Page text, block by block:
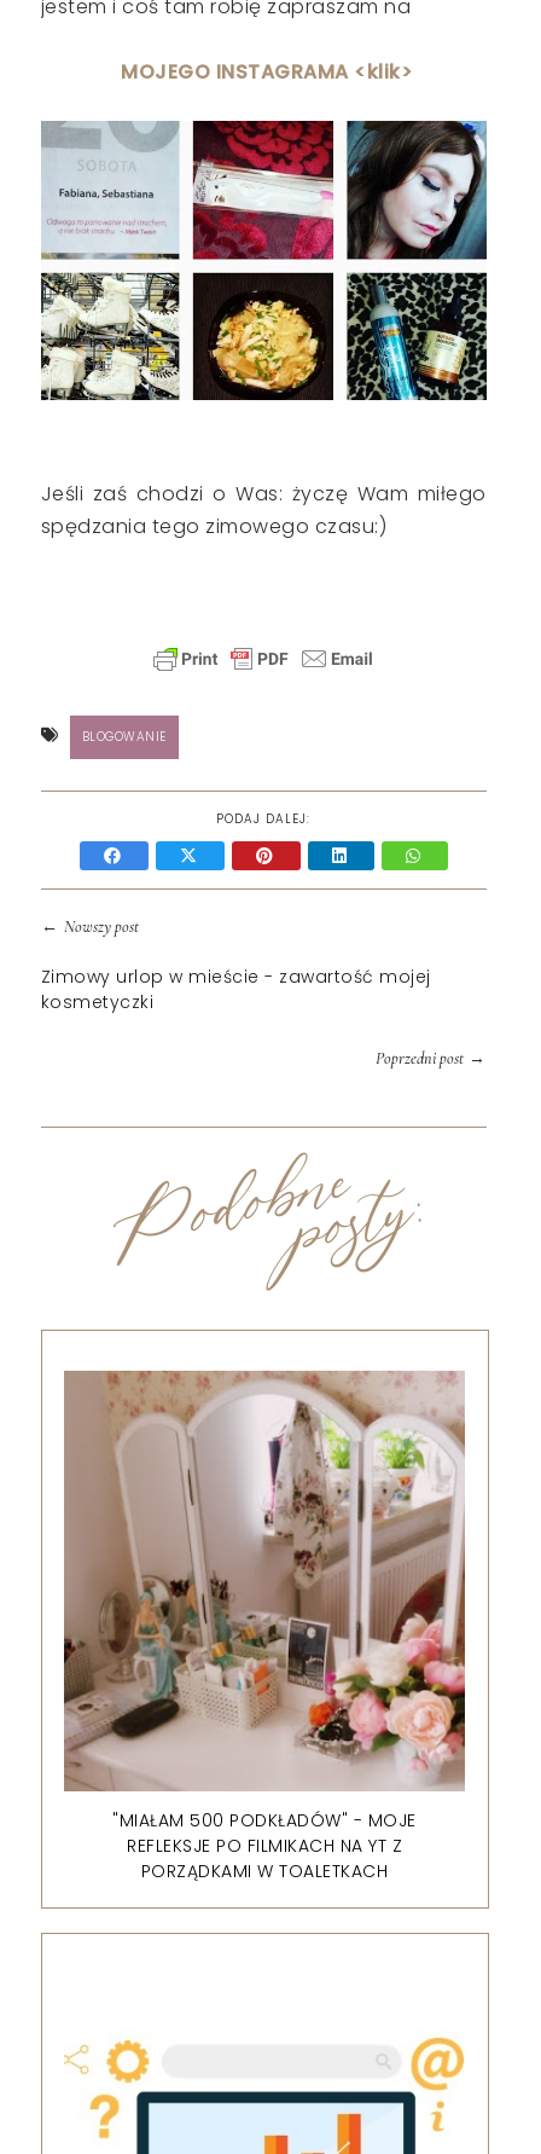
jestem i coś tam robię zapraszam na
MOJEGO INSTAGRAMA <klik>
Jeśli zaś chodzi o Was: życzę Wam miłego
spędzania tego zimowego czasu:)
BLOGOWANIE
PODAJ DALEJ:
← Nowszy post
Zimowy urlop w mieście - zawartość mojej
kosmetyczki
Poprzedni post→
"MIAŁAM 500 PODKŁADÓW" - MOJE
REFLEKSJE PO FILMIKACH NA YT Z
PORZĄDKAMI W TOALETKACH